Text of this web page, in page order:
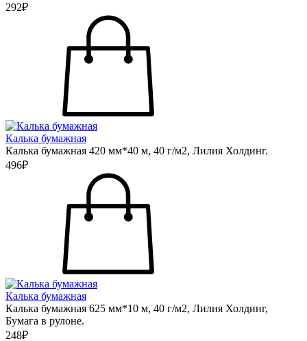
292₽
Калька бумажная
Калька бумажная 420 мм*40 м, 40 г/м2, Лилия Холдинг.
496₽
Калька бумажная
Калька бумажная 625 мм*10 м, 40 г/м2, Лилия Холдинг,
Бумага в рулоне.
248₽